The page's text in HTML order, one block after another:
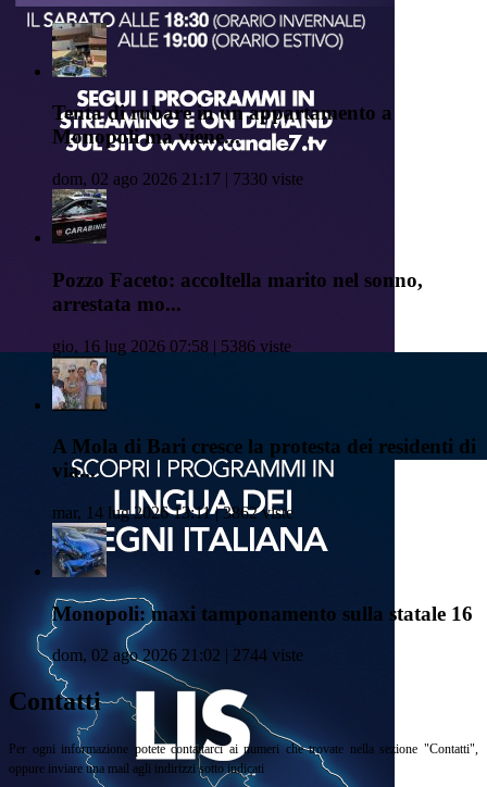
Tenta di rubare in un appartamento a
Monopoli ma viene...
dom, 02 ago 2026 21:17 | 7330 viste
Pozzo Faceto: accoltella marito nel sonno,
arrestata mo...
gio, 16 lug 2026 07:58 | 5386 viste
A Mola di Bari cresce la protesta dei residenti di
via...
mar, 14 lug 2026 13:11 | 3862 viste
Monopoli: maxi tamponamento sulla statale 16
dom, 02 ago 2026 21:02 | 2744 viste
Contatti
Per ogni informazione potete contattarci ai numeri che trovate nella sezione "Contatti",
oppure inviare una mail agli indirizzi sotto indicati